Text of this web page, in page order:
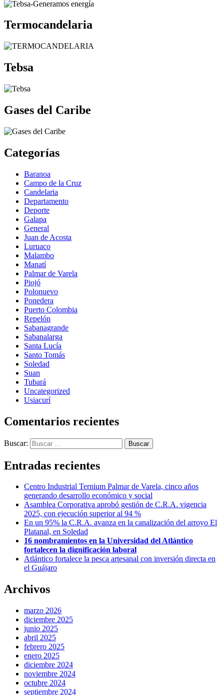
Termocandelaria
Tebsa
Gases del Caribe
Categorías
Baranoa
Campo de la Cruz
Candelaria
Departamento
Deporte
Galapa
General
Juan de Acosta
Luruaco
Malambo
Manatí
Palmar de Varela
Piojó
Polonuevo
Ponedera
Puerto Colombia
Repelón
Sabanagrande
Sabanalarga
Santa Lucía
Santo Tomás
Soledad
Suan
Tubará
Uncategorized
Usiacurí
Comentarios recientes
Buscar:
Entradas recientes
Centro Industrial Ternium Palmar de Varela, cinco años
generando desarrollo económico y social
Asamblea Corporativa aprobó gestión de C.R.A. vigencia
2025, con ejecución superior al 94 %
En un 95% la C.R.A. avanza en la canalización del arroyo El
Platanal, en Soledad
16 nombramientos en la Universidad del Atlántico
fortalecen la dignificación laboral
Atlántico fortalece la pesca artesanal con inversión directa en
el Guájaro
Archivos
marzo 2026
diciembre 2025
junio 2025
abril 2025
febrero 2025
enero 2025
diciembre 2024
noviembre 2024
octubre 2024
septiembre 2024